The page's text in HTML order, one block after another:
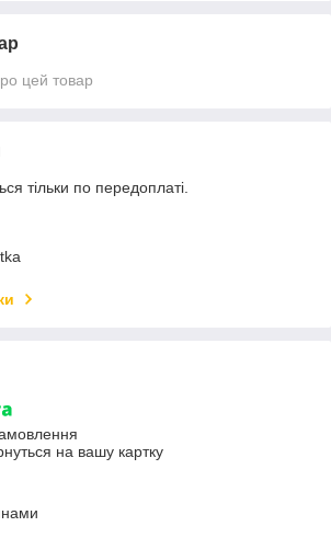
цей товар
тільки по передоплаті.
на вашу картку